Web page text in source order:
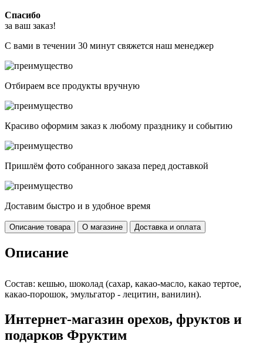
Спасибо
за ваш заказ!
С вами в течении 30 минут свяжется наш менеджер
Отбираем все продукты вручную
Красиво оформим заказ к любому празднику и событию
Пришлём фото собранного заказа перед доставкой
Доставим быстро и в удобное время
Описание товара О магазине Доставка и оплата
Описание
Состав: кешью, шоколад (сахар, какао-масло, какао тертое,
какао-порошок, эмульгатор - лецитин, ванилин).
Интернет-магазин орехов, фруктов и
подарков Фруктим